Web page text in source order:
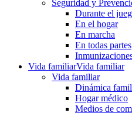
Seguridad y
Durante el
En el hogar
En marcha
En todas partes
Vida familiarVida familiar
Vida familiar
Dinámica
Hogar médico
Medios de